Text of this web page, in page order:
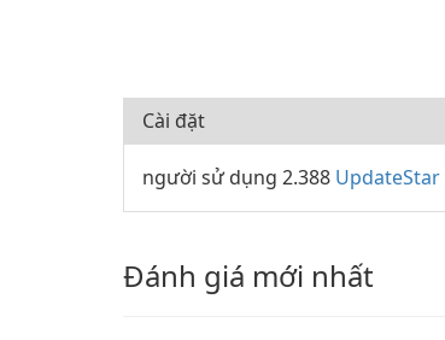
Cài đặt
người sử dụng 2.388 UpdateStar
Đánh giá mới nhất